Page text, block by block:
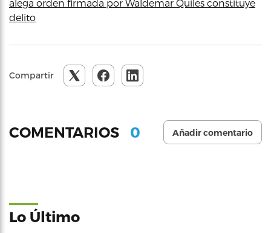
alega orden firmada por Waldemar Quiles constituye
delito
Compartir
COMENTARIOS 0 Añadir comentario
Lo Último